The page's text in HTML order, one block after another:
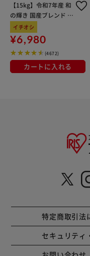
【15kg】令和7年産 和
の輝き 国産ブレンド 5
kg×3袋
イチオシ
¥6,980
(4672)
カートに入れる
特定商取引法
セキュリティ